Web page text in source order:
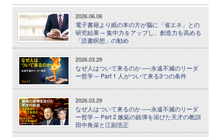
2026.06.06
電子書籍より紙の本の方が脳に「省エネ」との
研究結果 ─ 集中力をアップし、創造力を高める
「読書瞑想」の勧め
2026.03.29
なぜ人はついて来るのか ──永遠不滅のリーダ
ー哲学 ─ Part 1 人がついて来る3つの条件
2026.03.29
なぜ人はついて来るのか ──永遠不滅のリーダ
ー哲学 ─ Part 2 嫉妬の銃弾を浴びた天才の教訓
田中角栄と江副浩正